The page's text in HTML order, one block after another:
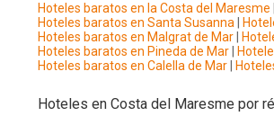
Hoteles baratos en la Costa del Maresme
Hoteles baratos en Santa Susanna
Hoteles baratos en Malgrat de Mar
Hoteles baratos en Pineda de Mar
Hoteles baratos en Calella de Mar
Hoteles en Costa del Maresme por